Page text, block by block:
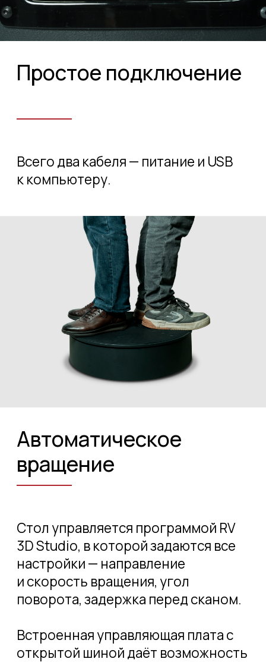
Стол управляется программой RV
и скорость вращения, угол
поворота, задержка перед сканом.
открытой шиной даёт возможность
и колёсиками для удобной
транспортировки.
Ударопрочный
транспортировочный
Технологичная
фиксация